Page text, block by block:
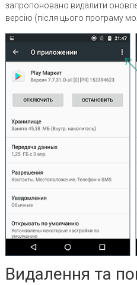
запропоновано видалити
версію (після цього програму
Видалення та